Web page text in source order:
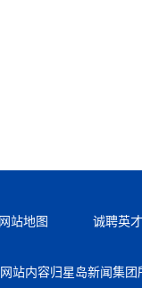
网站地图 诚聘英才
站内容归星岛新闻集团